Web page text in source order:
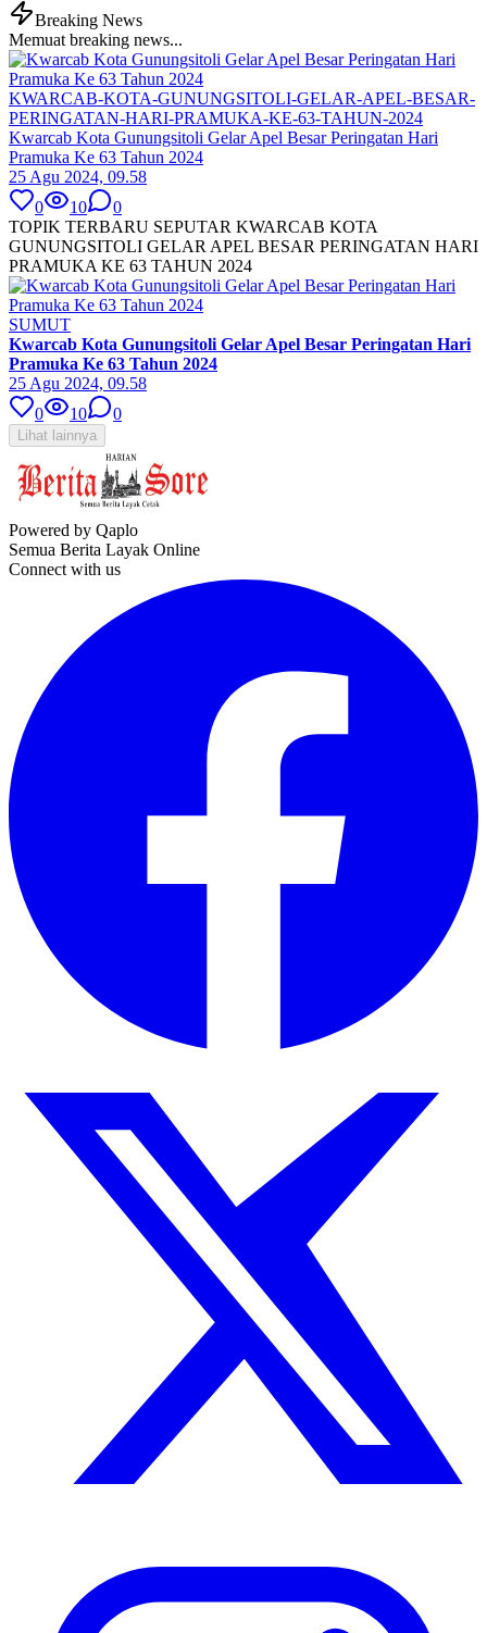
Breaking News
Memuat breaking news...
KWARCAB-KOTA-GUNUNGSITOLI-GELAR-APEL-BESAR-
PERINGATAN-HARI-PRAMUKA-KE-63-TAHUN-2024
Kwarcab Kota Gunungsitoli Gelar Apel Besar Peringatan Hari
Pramuka Ke 63 Tahun 2024
25 Agu 2024, 09.58
0
10
0
TOPIK TERBARU SEPUTAR KWARCAB KOTA
GUNUNGSITOLI GELAR APEL BESAR PERINGATAN HARI
PRAMUKA KE 63 TAHUN 2024
SUMUT
Kwarcab Kota Gunungsitoli Gelar Apel Besar Peringatan Hari
Pramuka Ke 63 Tahun 2024
25 Agu 2024, 09.58
0
10 0
Lihat lainnya
Powered by Qaplo
Semua Berita Layak Online
Connect with us